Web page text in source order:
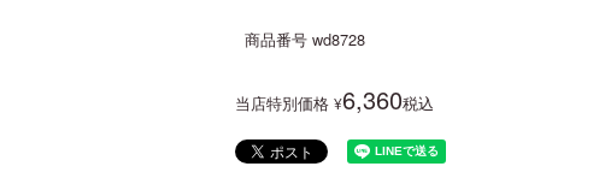
商品番号 wd8728
当店特別価格 ¥6,360税込